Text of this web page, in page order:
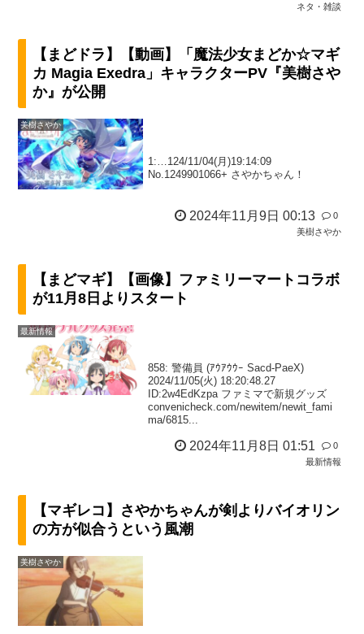
ネタ・雑談
【まどドラ】【動画】「魔法少女まどか☆マギ
カ Magia Exedra」キャラクターPV『美樹さや
か』が公開
美樹さやか
1:…124/11/04(月)19:14:09
No.1249901066+ さやかちゃん！
2024年11月9日 00:13
0
美樹さやか
【まどマギ】【画像】ファミリーマートコラボ
が11月8日よりスタート
最新情報
858: 警備員 (ｱｳｱｳｳｰ Sacd-PaeX)
2024/11/05(火) 18:20:48.27
ID:2w4EdKzpa ファミマで新規グッズ
convenicheck.com/newitem/newit_fami
ma/6815...
2024年11月8日 01:51
0
最新情報
【マギレコ】さやかちゃんが剣よりバイオリン
の方が似合うという風潮
美樹さやか